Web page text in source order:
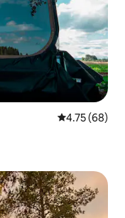
レビュー68
4.75 (68)